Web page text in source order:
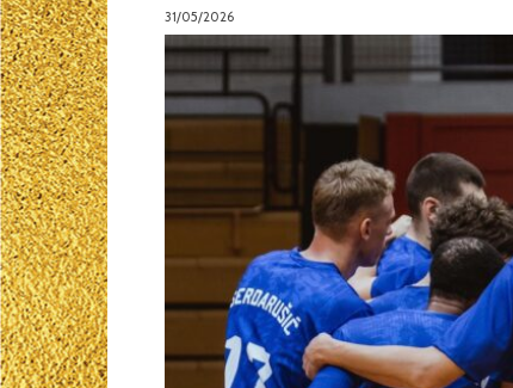
31/05/2026